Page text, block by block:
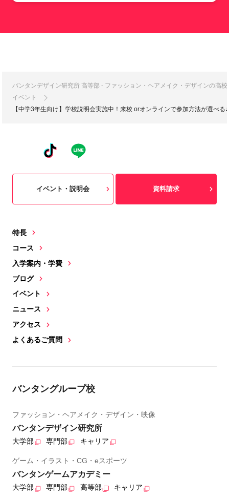
バンタンデザイン研究所 高等部 - ファッション・ヘアメイク・デザインの高
イベント
【中学3年生向け】学校説明会実施中！来校 orオンラインで参加方法が選べる♪
特長
コース
入学案内・学費
ブログ
イベント
ニュース
アクセス
よくあるご質問
イベント・説明会 資料請求
バンタングループ校
ファッション・ヘアメイク・デザイン・映像
バンタンデザイン研究所
大学部 専門部 キャリア
ゲーム・イラスト・CG・eスポーツ
バンタンゲームアカデミー
大学部 専門部 高等部 キャリア